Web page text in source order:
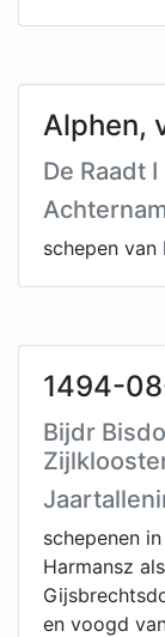
Alphen,
De Raadt
schepen
1494-
Bijdr
schepenen
Harmansz
en voogd